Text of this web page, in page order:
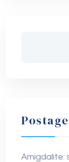
Amigdalite: